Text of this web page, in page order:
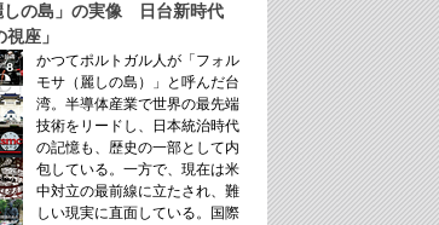
しの島」の実像 日台新時代
座」
かつてポルトガル人が「フォル
モサ（麗しの島）」と呼んだ台
湾。半導体産業で世界の最先端
技術をリードし、日本統治時代
の記憶も、歴史の一部として内
包している。一方で、現在は米
中対立の最前線に立たされ、難
しい現実に直面している。国際